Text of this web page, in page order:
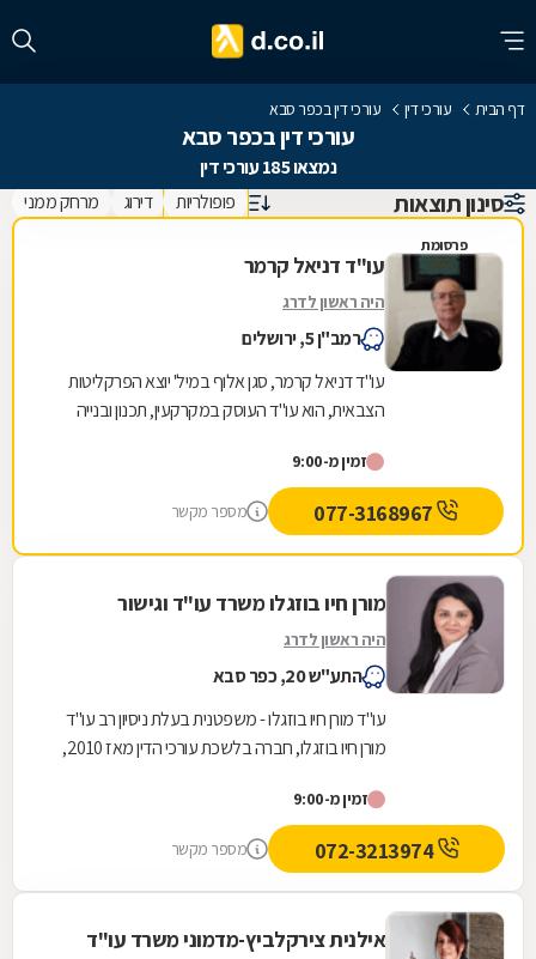
דף הבית עורכי דין עורכי דין בכפר סבא
עורכי דין בכפר סבא
נמצאו 185 עורכי דין
סינון תוצאות פופולריות דירוג מרחק ממני
פרסומת
עו"ד דניאל קרמר
היה ראשון לדרג
רמב"ן 5, ירושלים
עו"ד דניאל קרמר, סגן אלוף במיל' יוצא הפרקליטות
הצבאית, הוא עו"ד העוסק במקרקעין, תכנון ובנייה
זמין מ-9:00
מספר מקשר
מורן חיו בוזגלו משרד עו"ד וגישור
היה ראשון לדרג
התע"ש 20, כפר סבא
עו"ד מורן חיו בוזגלו - משפטנית בעלת ניסיון רב עו"ד
מורן חיו בוזגלו, חברה בלשכת עורכי הדין מאז 2010,
זמין מ-9:00
072-3213974 מספר מקשר
אילנית צירקלביץ-מדמוני משרד עו"ד